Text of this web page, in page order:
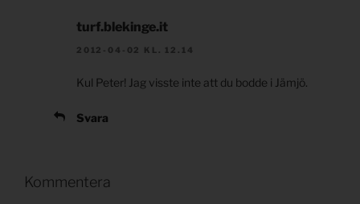
turf.blekinge.it
2012-04-02 KL. 12.14
Kul Peter! Jag visste inte att du bodde i Jämjö.
Svara
Kommentera